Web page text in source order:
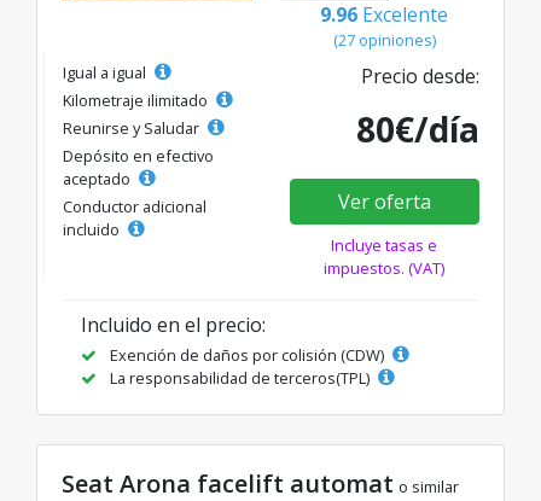
9.96 Excelente
(27 opiniones)
Igual a igual
Kilometraje ilimitado
Reunirse y Saludar
Depósito en efectivo
aceptado
Conductor adicional
incluido
Precio desde:
80€/día
Ver oferta
Incluye tasas e
impuestos. (VAT)
Incluido en el precio:
Exención de daños por colisión (CDW)
La responsabilidad de terceros(TPL)
Seat Arona facelift automat o similar